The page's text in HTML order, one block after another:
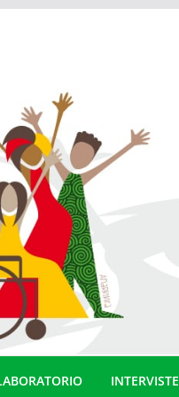
INTERVISTE